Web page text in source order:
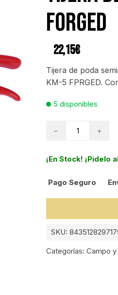
FORGED
22,15€
Tijera de poda
KM-5 FPRGED.
5 disponibles
Tijera
KAMIKAZE
5
FORGED
¡En Stock! ¡Pidelo
Pago Seguro
SKU:
Categorías: Campo y